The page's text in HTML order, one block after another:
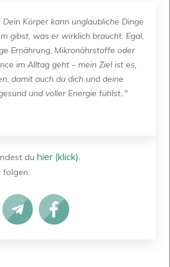
Körper kann unglaubliche Dinge
gibst, was er wirklich braucht. Egal,
Ernährung, Mikronährstoffe oder
im Alltag geht – mein Ziel ist es,
damit auch du dich und deine
und voller Energie fühlst.."
du hier (klick).
folgen: